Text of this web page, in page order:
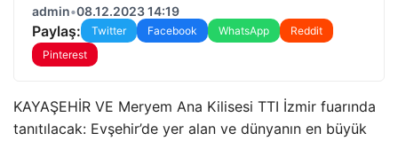
admin•08.12.2023 14:19
Paylaş: Twitter Facebook WhatsApp
Reddit
Pinterest
KAYAŞEHİR VE Meryem Ana Kilisesi TTI İzmir fuarında
tanıtılacak: Evşehir’de yer alan ve dünyanın en büyük